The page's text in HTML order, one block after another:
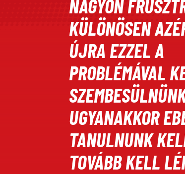
NAGYON
KÜLÖNÖSEN
ÚJRA EZZEL A
PROBLÉMÁVAL
UGYANAKKOR
TANULNUNK
TOVÁBB KELL